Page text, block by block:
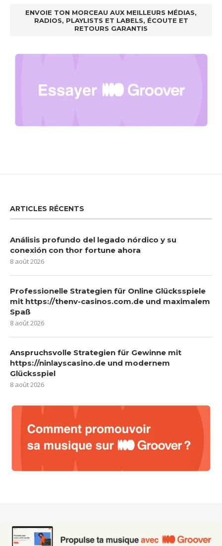
ENVOIE TON MORCEAU AUX MEILLEURS MÉDIAS,
RADIOS, PLAYLISTS ET LABELS, ÉCOUTE ET
RETOURS GARANTIS
ARTICLES RÉCENTS
Análisis profundo del legado nórdico y su
conexión con thor fortune ahora
8 août 2026
Professionelle Strategien für Online Glücksspiele
mit https://thenv-casinos.com.de und maximalem
Spaß
8 août 2026
Anspruchsvolle Strategien für Gewinne mit
https://ninlayscasino.de und modernem
Glücksspiel
8 août 2026